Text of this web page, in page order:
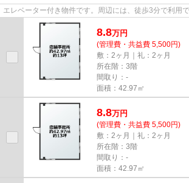
エレベーター付き物件です。周辺には、徒歩3分で利用
8.8万円
(管理費・共益費 5,500円)
敷：2ヶ月｜礼：2ヶ月
所在階：3階
間取り：-
面積：42.97㎡
8.8万円
(管理費・共益費 5,500円)
敷：2ヶ月｜礼：2ヶ月
所在階：3階
間取り：-
面積：42.97㎡